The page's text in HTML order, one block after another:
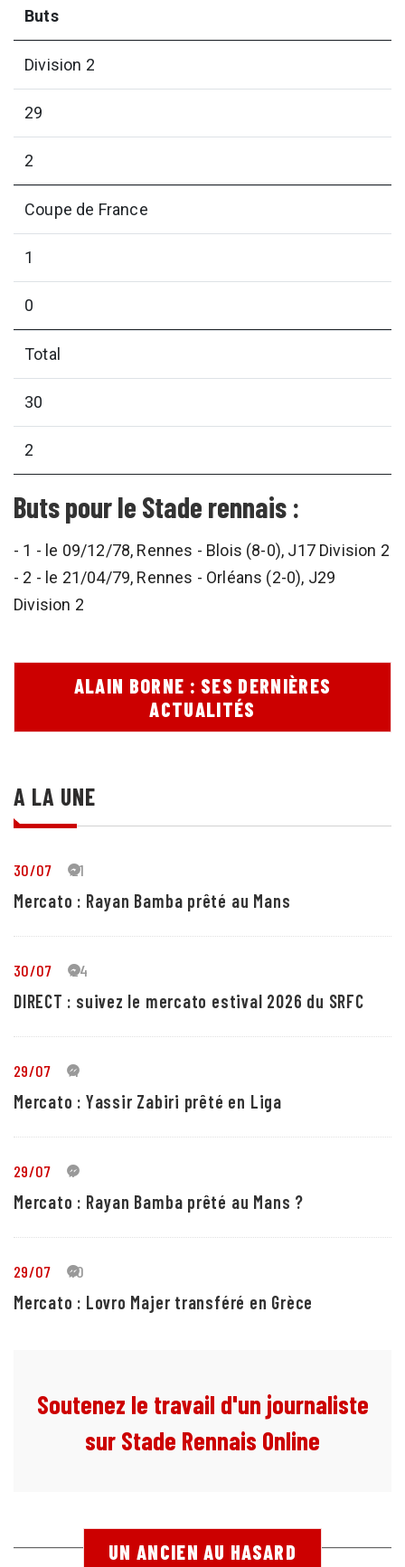
Buts
Division 2
29
2
Coupe de France
1
0
Total
30
2
Buts pour le Stade rennais :
- 1 - le 09/12/78, Rennes - Blois (8-0), J17 Division 2
- 2 - le 21/04/79, Rennes - Orléans (2-0), J29
Division 2
ALAIN BORNE : SES DERNIÈRES
ACTUALITÉS
A LA UNE
30/07 21
Mercato : Rayan Bamba prêté au Mans
30/07 24
DIRECT : suivez le mercato estival 2026 du SRFC
29/07 4
Mercato : Yassir Zabiri prêté en Liga
29/07 1
Mercato : Rayan Bamba prêté au Mans ?
29/07 10
Mercato : Lovro Majer transféré en Grèce
Soutenez le travail d'un journaliste
sur Stade Rennais Online
UN ANCIEN AU HASARD